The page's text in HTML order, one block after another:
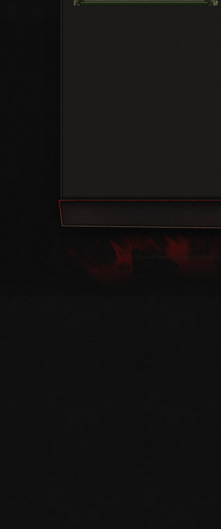
OracleGamer.net olarak